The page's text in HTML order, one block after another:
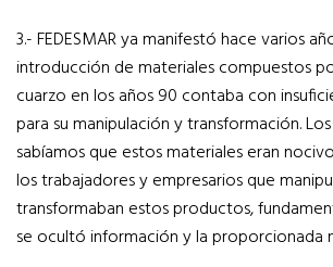
3.- FEDESMAR ya manifestó hace varios
introducción de materiales compuestos
cuarzo en los años 90 contaba con
para su manipulación y transformación.
sabíamos que estos materiales eran
los trabajadores y empresarios que
transformaban estos productos,
se ocultó información y la proporcionada